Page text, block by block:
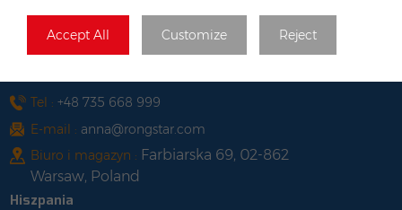
Accept All Customize Reject
7, Ho Chi Minh City, Vietnam
Tel : +48 735 668 999
E-mail : anna@rongstar.com
Biuro i magazyn : Farbiarska 69, 02-862
Warsaw, Poland
Hiszpania